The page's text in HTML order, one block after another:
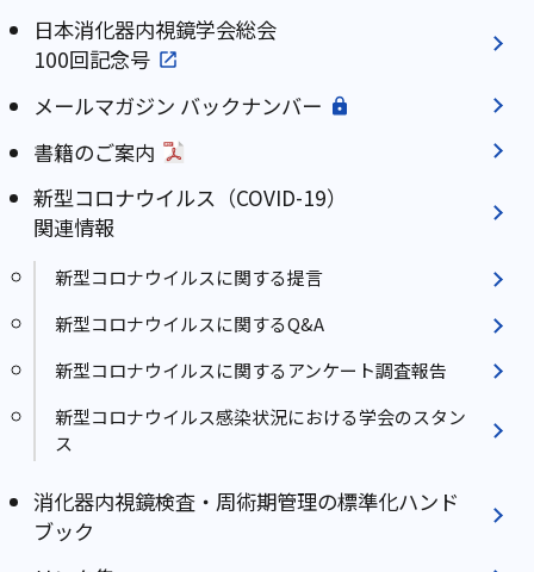
日本消化器内視鏡学会総会
100回記念号
メールマガジン バックナンバー
書籍のご案内
新型コロナウイルス（COVID-19）
関連情報
新型コロナウイルスに関する提言
新型コロナウイルスに関するQ&A
新型コロナウイルスに関するアンケート調査報告
新型コロナウイルス感染状況における学会のスタン
ス
消化器内視鏡検査・周術期管理の標準化ハンド
ブック